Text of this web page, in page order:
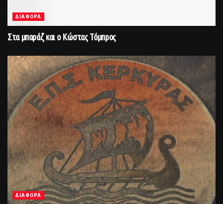
ΔΙΑΦΟΡΑ
Στα μπαράζ και ο Κώστας Τόμπρος
ΔΙΑΦΟΡΑ